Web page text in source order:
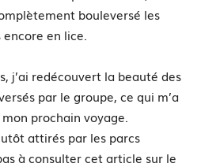
bouleversé les
en lice.
j’ai redécouvert la beauté des
par le groupe, ce qui m’a
prochain voyage.
attirés par les parcs
à consulter cet article sur le